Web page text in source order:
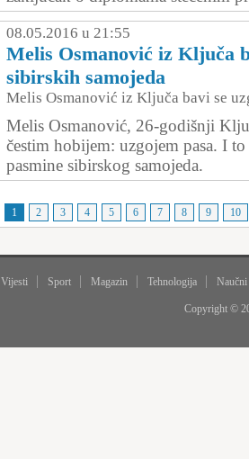
08.05.2016 u 21:55
Melis Osmanović iz Ključa
sibirskih samojeda
Melis Osmanović iz Ključa bavi se
Melis Osmanović, 26-godišnji
čestim hobijem: uzgojem pasa. I
pasmine sibirskog samojeda.
1 2 3 4 5 6 7 8 9 10
Vijesti Sport Magazin Tehnologija
Copyright ©